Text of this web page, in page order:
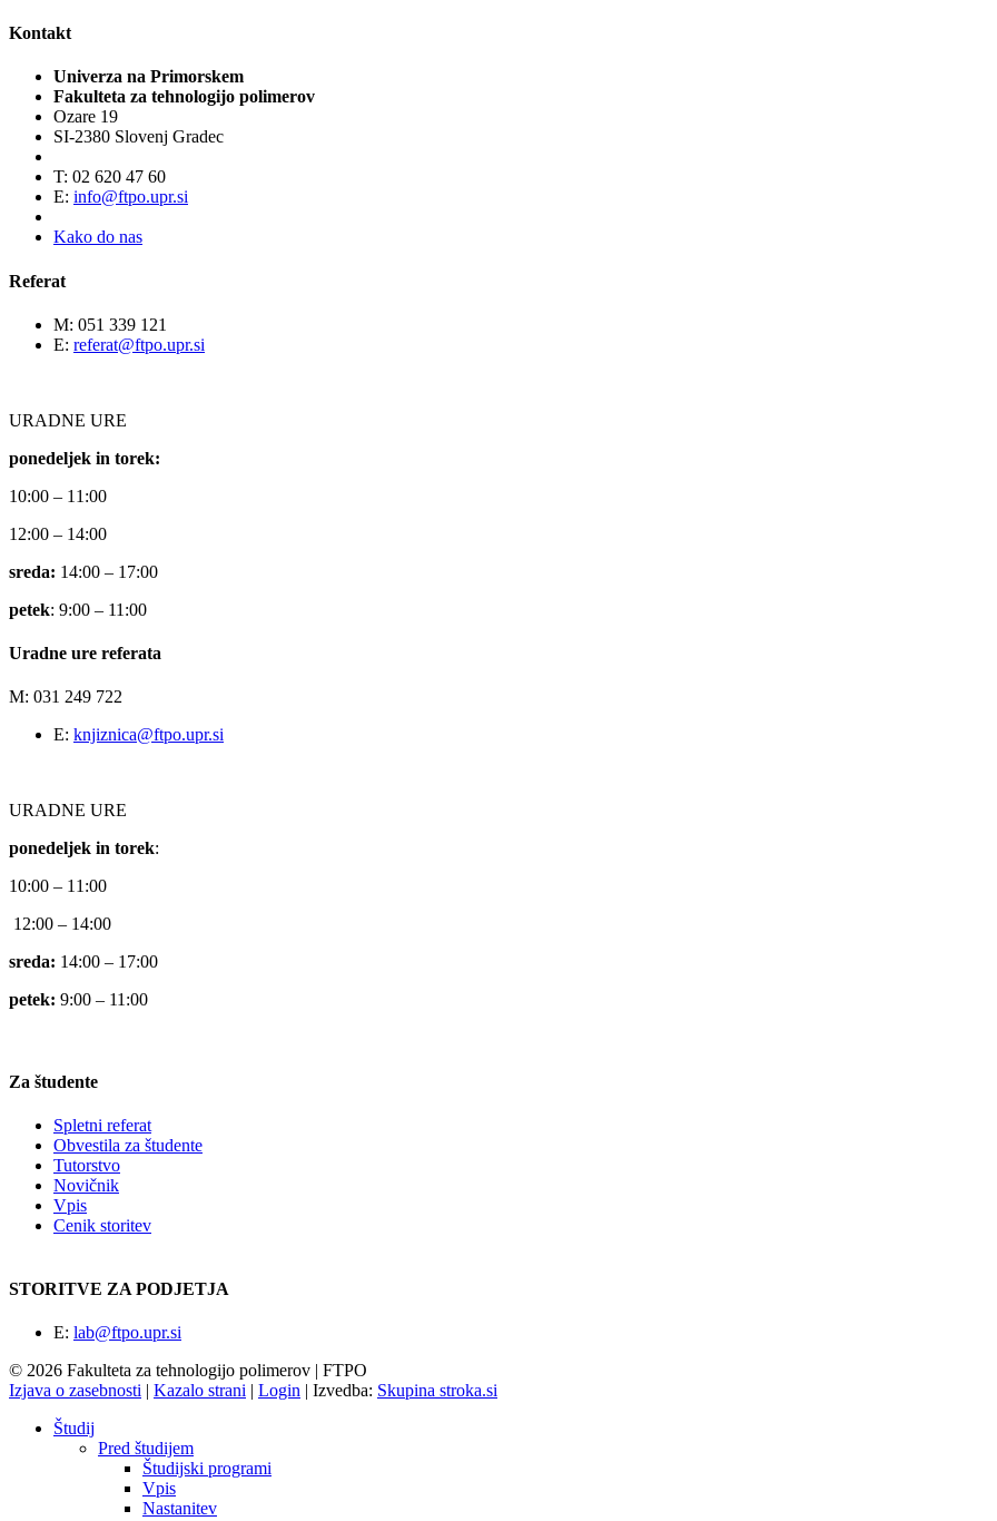
Kontakt
Univerza na Primorskem
Fakulteta za tehnologijo polimerov
Ozare 19
SI-2380 Slovenj Gradec
T: 02 620 47 60
E: info@ftpo.upr.si
Kako do nas
Referat
M: 051 339 121
E: referat@ftpo.upr.si
URADNE URE
ponedeljek in torek:
10:00 – 11:00
12:00 – 14:00
sreda: 14:00 – 17:00
petek: 9:00 – 11:00
Uradne ure referata
M: 031 249 722
E: knjiznica@ftpo.upr.si
URADNE URE
ponedeljek in torek:
10:00 – 11:00
12:00 – 14:00
sreda: 14:00 – 17:00
petek: 9:00 – 11:00
Za študente
Spletni referat
Obvestila za študente
Tutorstvo
Novičnik
Vpis
Cenik storitev
STORITVE ZA PODJETJA
E: lab@ftpo.upr.si
© 2026 Fakulteta za tehnologijo polimerov | FTPO
Izjava o zasebnosti | Kazalo strani | Login | Izvedba: Skupina stroka.si
Študij
Pred študijem
Študijski programi
Vpis
Nastanitev